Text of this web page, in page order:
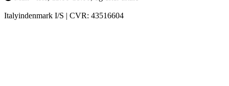
Italyindenmark I/S | CVR: 43516604